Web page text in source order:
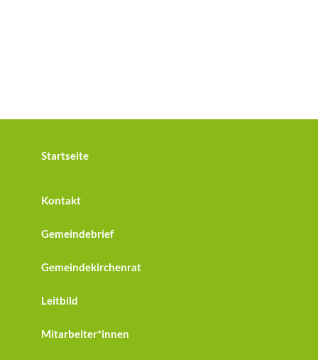
Startseite
Kontakt
Gemeindebrief
Gemeindekirchenrat
Leitbild
Mitarbeiter*innen